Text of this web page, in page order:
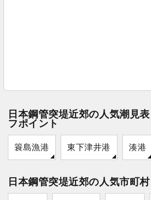
日本鋼管突堤近郊の人気潮見
フポイント
簑島漁港 東下津井港 湊港
日本鋼管突堤近郊の人気市町村